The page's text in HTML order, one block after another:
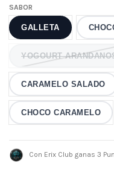
SABOR
GALLETA
YOGOURT
CARAMELO SALADO
CHOCO CARAMELO
Con Erix Club ganas 3